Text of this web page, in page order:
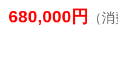
680,000円 （